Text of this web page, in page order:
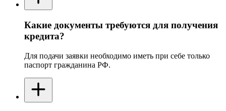
Какие документы требуются для получения
кредита?
Для подачи заявки необходимо иметь при себе только
паспорт гражданина РФ.